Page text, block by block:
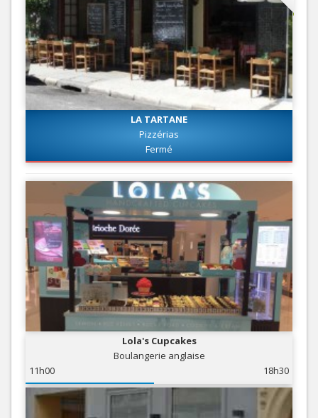
LA TARTANE
Pizzérias
Fermé
Lola's Cupcakes
Boulangerie anglaise
11h00
18h30